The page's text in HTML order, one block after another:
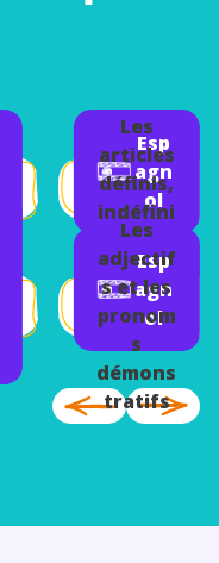
Esp
agn
ol
Les
articles
définis,
indéfini
s et
neutres
Esp
agn
ol
Les
adjectif
s et les
pronom
s
démons
tratifs